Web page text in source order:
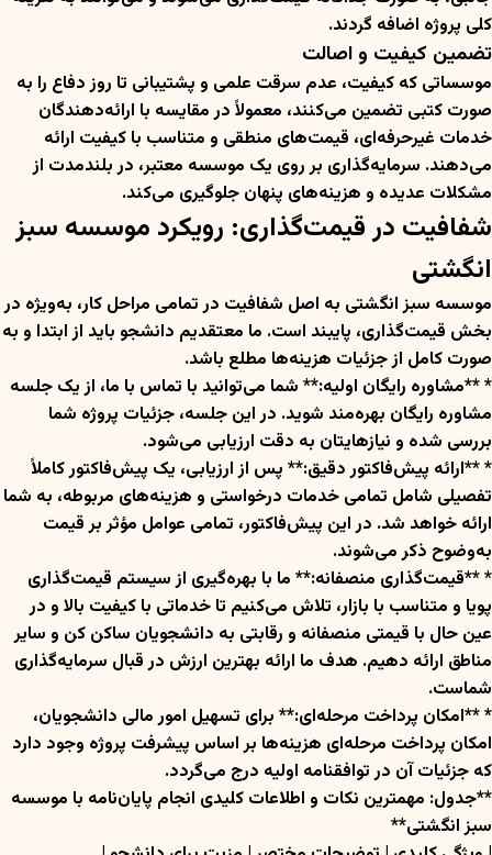
کلی پروژه اضافه گردند.
تضمین کیفیت و اصالت
موسساتی که کیفیت، عدم سرقت علمی و پشتیبانی تا روز دفاع را به
صورت کتبی تضمین می‌کنند، معمولاً در مقایسه با ارائه‌دهندگان
خدمات غیرحرفه‌ای، قیمت‌های منطقی و متناسب با کیفیت ارائه
می‌دهند. سرمایه‌گذاری بر روی یک موسسه معتبر، در بلندمدت از
مشکلات عدیده و هزینه‌های پنهان جلوگیری می‌کند.
شفافیت در قیمت‌گذاری: رویکرد موسسه سبز
انگشتی
موسسه سبز انگشتی به اصل شفافیت در تمامی مراحل کار، به‌ویژه در
بخش قیمت‌گذاری، پایبند است. ما معتقدیم دانشجو باید از ابتدا و به
صورت کامل از جزئیات هزینه‌ها مطلع باشد.
* **مشاوره رایگان اولیه:** شما می‌توانید با تماس با ما، از یک جلسه
مشاوره رایگان بهره‌مند شوید. در این جلسه، جزئیات پروژه شما
بررسی شده و نیازهایتان به دقت ارزیابی می‌شود.
* **ارائه پیش‌فاکتور دقیق:** پس از ارزیابی، یک پیش‌فاکتور کاملاً
تفصیلی شامل تمامی خدمات درخواستی و هزینه‌های مربوطه، به شما
ارائه خواهد شد. در این پیش‌فاکتور، تمامی عوامل مؤثر بر قیمت
به‌وضوح ذکر می‌شوند.
* **قیمت‌گذاری منصفانه:** ما با بهره‌گیری از سیستم قیمت‌گذاری
پویا و متناسب با بازار، تلاش می‌کنیم تا خدماتی با کیفیت بالا و در
عین حال با قیمتی منصفانه و رقابتی به دانشجویان ساکن کن و سایر
مناطق ارائه دهیم. هدف ما ارائه بهترین ارزش در قبال سرمایه‌گذاری
شماست.
* **امکان پرداخت مرحله‌ای:** برای تسهیل امور مالی دانشجویان،
امکان پرداخت مرحله‌ای هزینه‌ها بر اساس پیشرفت پروژه وجود دارد
که جزئیات آن در توافقنامه اولیه درج می‌گردد.
**جدول: مهمترین نکات و اطلاعات کلیدی انجام پایان‌نامه با موسسه
سبز انگشتی**